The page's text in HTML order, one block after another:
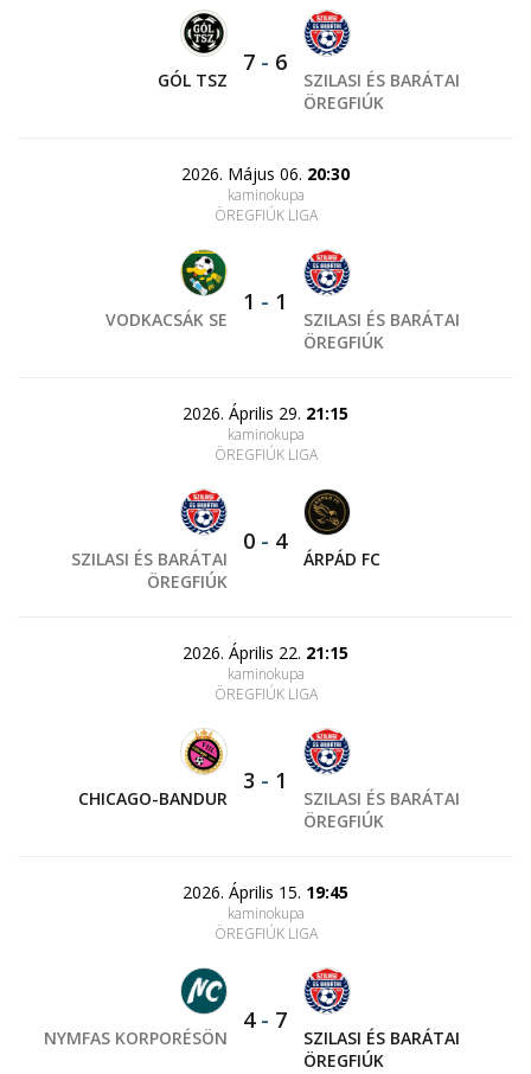
GÓL TSZ
7 - 6
SZILASI ÉS BARÁTAI
ÖREGFIÚK
2026. Május 06. 20:30
kaminokupa
ÖREGFIÚK LIGA
VODKACSÁK SE
1 - 1
SZILASI ÉS BARÁTAI
ÖREGFIÚK
2026. Április 29. 21:15
kaminokupa
ÖREGFIÚK LIGA
SZILASI ÉS BARÁTAI
ÖREGFIÚK
0 - 4
ÁRPÁD FC
2026. Április 22. 21:15
kaminokupa
ÖREGFIÚK LIGA
CHICAGO-BANDUR
3 - 1
SZILASI ÉS BARÁTAI
ÖREGFIÚK
2026. Április 15. 19:45
kaminokupa
ÖREGFIÚK LIGA
NYMFAS KORPORÉSÖN
4- 7
SZILASI ÉS BARÁTAI
ÖREGFIÚK